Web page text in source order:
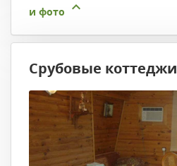
и фото
Срубовые коттеджи